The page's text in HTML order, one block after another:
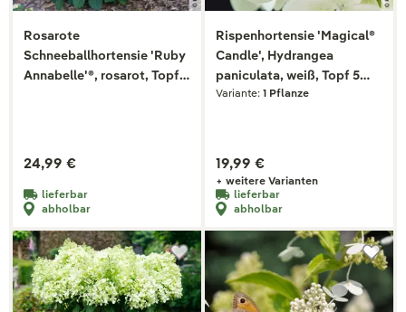
Rosarote
Schneeballhortensie 'Ruby
Annabelle'®, rosarot, Topf 5
24,99 €
lieferbar
abholbar
Rispenhortensie 'Magical®
Candle', Hydrangea
paniculata, weiß, Topf 5
Liter
Variante: 1 Pflanze
19,99 €
+ weitere Varianten
lieferbar
abholbar